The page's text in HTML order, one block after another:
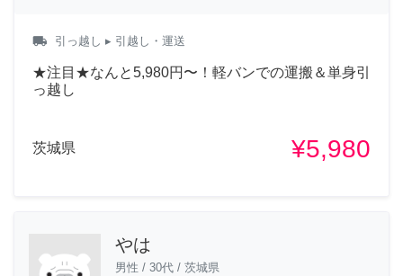
local_shipping 引っ越し ▸ 引越し・運送
★注目★なんと5,980円〜！軽バンでの運搬＆単身引
っ越し
茨城県 ¥5,980
やは
男性 / 30代 / 茨城県